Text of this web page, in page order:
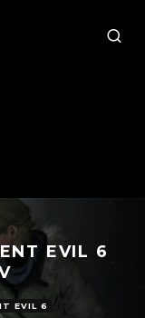
EVIL 6
EVIL 6